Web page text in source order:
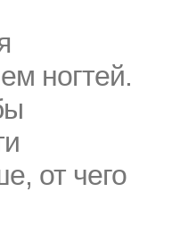
ногтей.
от чего